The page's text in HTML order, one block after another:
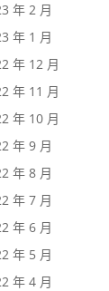
年 2 月
年 1 月
年 12 月
年 11 月
年 10 月
年 9 月
年 8 月
年 7 月
年 6 月
年 5 月
年 4 月